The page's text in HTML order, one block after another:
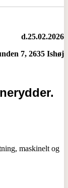
d.25.02.2026
7, 2635 Ishøj
maskinelt og